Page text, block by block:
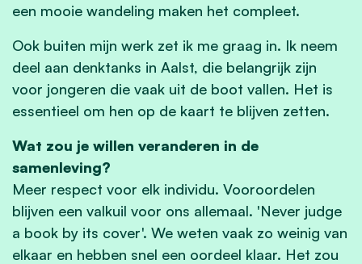
een mooie wandeling maken het compleet.
Ook buiten mijn werk zet ik me graag in. Ik neem
deel aan denktanks in Aalst, die belangrijk zijn
voor jongeren die vaak uit de boot vallen. Het is
essentieel om hen op de kaart te blijven zetten.
Wat zou je willen veranderen in de
samenleving?
Meer respect voor elk individu. Vooroordelen
blijven een valkuil voor ons allemaal. 'Never judge
a book by its cover'. We weten vaak zo weinig van
elkaar en hebben snel een oordeel klaar. Het zou